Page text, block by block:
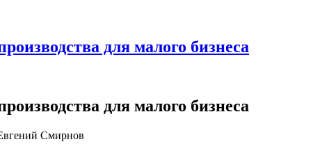
для малого бизнеса
для малого бизнеса
Смирнов